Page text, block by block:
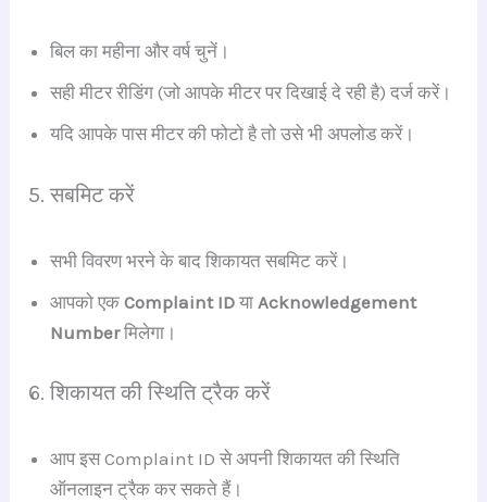
बिल का महीना और वर्ष चुनें।
सही मीटर रीडिंग (जो आपके मीटर पर दिखाई दे रही है) दर्ज करें।
यदि आपके पास मीटर की फोटो है तो उसे भी अपलोड करें।
5. सबमिट करें
सभी विवरण भरने के बाद शिकायत सबमिट करें।
आपको एकComplaint ID या Acknowledgement
Numberमिलेगा।
6. शिकायत की स्थिति ट्रैक करें
आप इस Complaint ID से अपनी शिकायत की स्थिति
ऑनलाइन ट्रैक कर सकते हैं।